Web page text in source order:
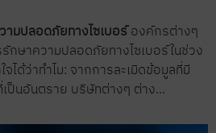
ามปลอดภัยทางไซเบอร์องค์กรต่างๆ
กษาความปลอดภัยทางไซเบอร์ในช่วง
จได้ว่าทำไม: จากการละเมิดข้อมูลที่มี
ป็นอันตราย บริษัทต่างๆ ต่าง...